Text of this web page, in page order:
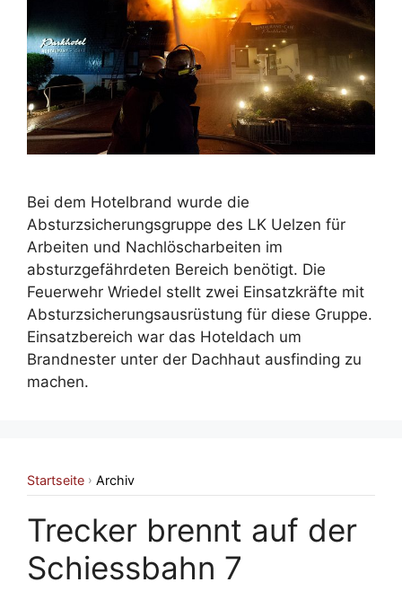
Bei dem Hotelbrand wurde die
Absturzsicherungsgruppe des LK Uelzen für
Arbeiten und Nachlöscharbeiten im
absturzgefährdeten Bereich benötigt. Die
Feuerwehr Wriedel stellt zwei Einsatzkräfte mit
Absturzsicherungsausrüstung für diese Gruppe.
Einsatzbereich war das Hoteldach um
Brandnester unter der Dachhaut ausfinding zu
machen.
Startseite › Archiv
Trecker brennt auf der
Schiessbahn 7